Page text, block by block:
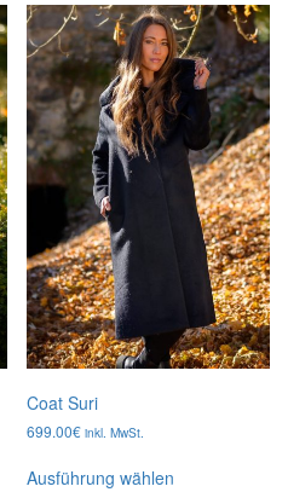
Coat Suri
699.00€ inkl. MwSt.
Ausführung wählen